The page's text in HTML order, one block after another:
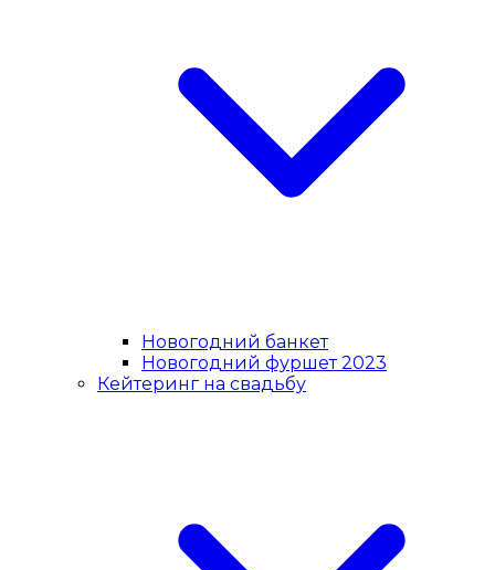
Новогодний банкет
Новогодний фуршет 2023
Кейтеринг на свадьбу